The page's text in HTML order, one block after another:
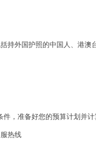
外国护照的中国人、港澳台
准备好您的预算计划并计
热线